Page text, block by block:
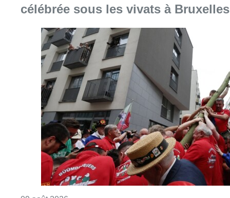
09 août 2026 Consulter l'article "La 718e plantation du
Meyboom: Jean Vanderhaegen
passe le flambeau aux jeunes
Bûûmdroegers